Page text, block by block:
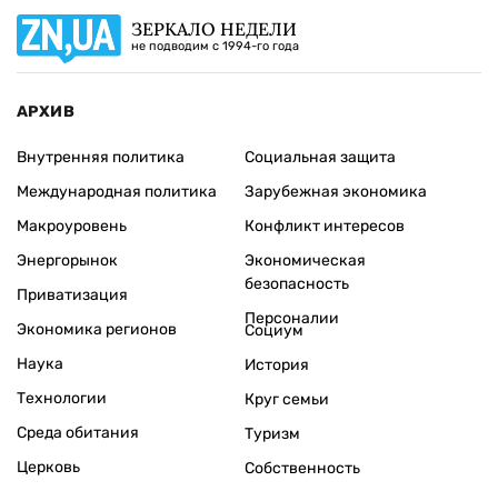
ЗЕРКАЛО НЕДЕЛИ
не подводим с 1994-го года
АРХИВ
Внутренняя политика
Международная политика
Макроуровень
Энергорынок
Приватизация
Экономика регионов
Социальная защита
Зарубежная экономика
Конфликт интересов
Экономическая
безопасность
Персоналии
Наука
Технологии
Среда обитания
Церковь
Социум
История
Круг семьи
Туризм
Собственность